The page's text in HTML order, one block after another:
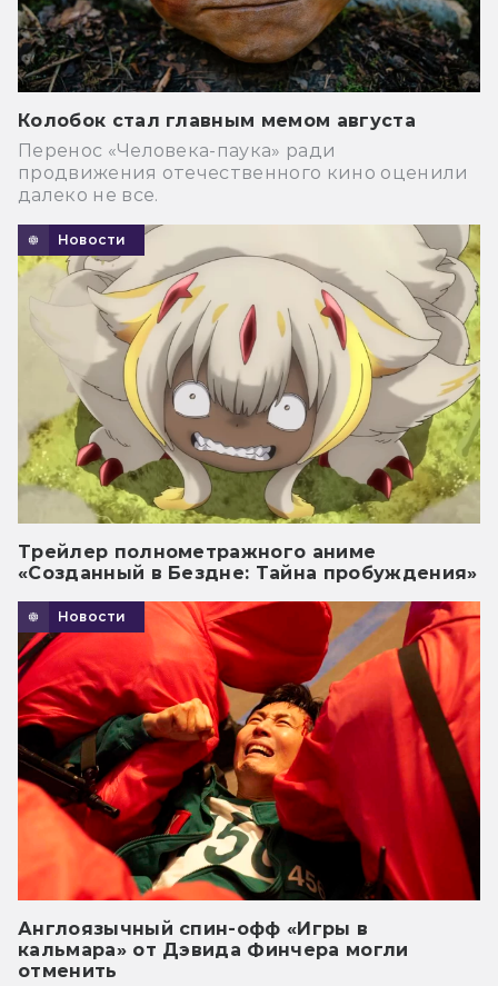
Колобок стал главным мемом августа
Перенос «Человека-паука» ради
продвижения отечественного кино оценили
далеко не все.
Новости
Трейлер полнометражного аниме
«Созданный в Бездне: Тайна пробуждения»
Новости
Англоязычный спин-офф «Игры в
кальмара» от Дэвида Финчера могли
отменить